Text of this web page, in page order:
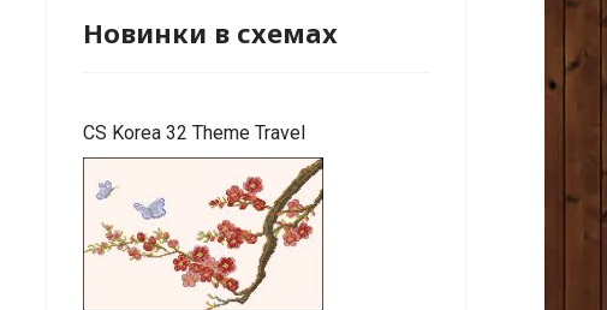
Новинки в схемах
CS Korea 32 Theme Travel